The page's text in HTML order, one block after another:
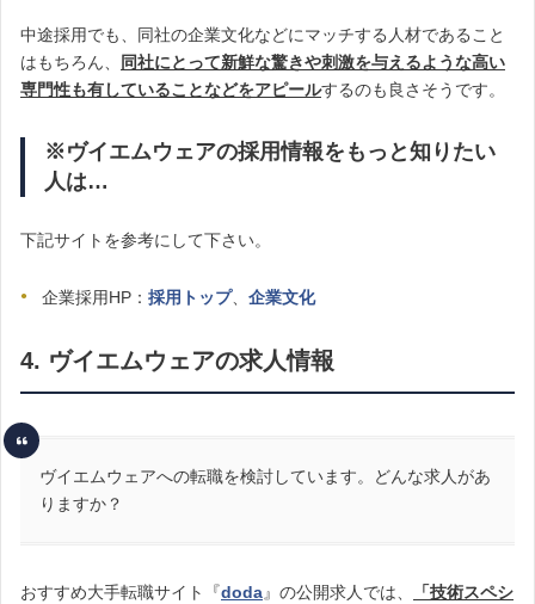
中途採用でも、同社の企業文化などにマッチする人材であること
はもちろん、
同社にとって新鮮な驚きや刺激を与えるような高い
専門性も有していることなどをアピールするのも良さそうです。
※ヴイエムウェアの採用情報をもっと知りたい
人は…
下記サイトを参考にして下さい。
企業採用HP： 採用トップ、 企業文化
4. ヴイエムウェアの求人情報
ヴイエムウェアへの転職を検討しています。どんな求人があ
りますか？
おすすめ大手転職サイト『doda』の公開求人では、
「技術スペシ